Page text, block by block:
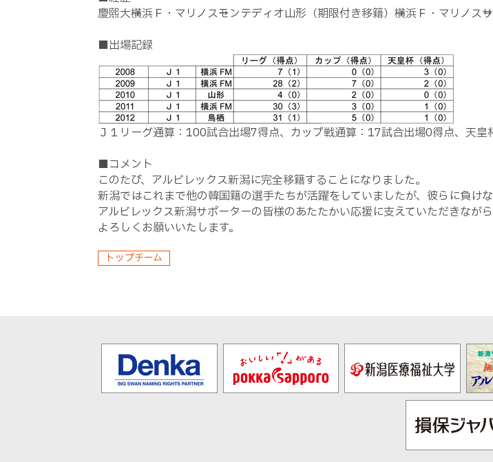
慶煕大→横浜Ｆ・マリノス→モンテディオ山形（期限付き移籍）→横浜Ｆ・マリノス→
■出場記録
Ｊ１リーグ通算：100試合出場7得点、カップ戦通算：17試合出場0得点、天
■コメント
このたび、アルビレックス新潟に完全移籍することになりました。
新潟ではこれまで他の韓国籍の選手たちが活躍をしていましたが、彼らに負け
アルビレックス新潟サポーターの皆様のあたたかい応援に支えていただきなが
よろしくお願いいたします。
トップチーム